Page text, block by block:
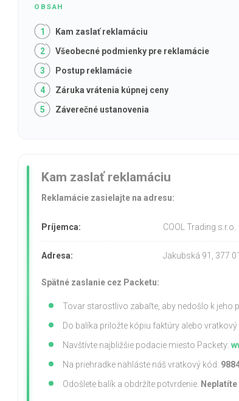
Kam zaslať reklamáciu
Všeobecné podmienky pre reklamácie
Postup reklamácie
Záruka vrátenia kúpnej ceny
Záverečné ustanovenia
Kam zaslať reklamáciu
Reklamácie zasielajte na adresu:
Príjemca: COOL Trading s.r.o.
Adresa: Jakubská 91, 377
Spätné zaslanie cez Packetu:
Tovar starostlivo zabaľte, aby nedošlo k jeho
Do balíka priložte kópiu faktúry alebo
Navštívte najbližšie podacie miesto Packety:
Na priehradke nahláste náš vratkový kód:
Odošlete balík a obdržíte potvrdenie.